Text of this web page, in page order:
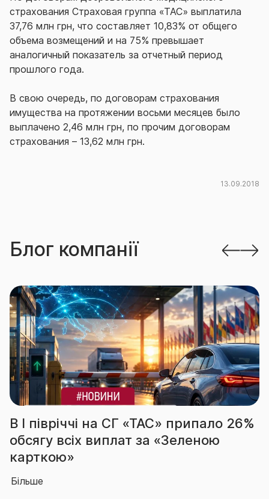
страхования Страховая группа «ТАС» выплатила
37,76 млн грн, что составляет 10,83% от общего
объема возмещений и на 75% превышает
аналогичный показатель за отчетный период
прошлого года.
В свою очередь, по договорам страхования
имущества на протяжении восьми месяцев было
выплачено 2,46 млн грн, по прочим договорам
страхования – 13,62 млн грн.
13.09.2018
Блог компанії
26%
За підсумками І півріччя СГ
вчергове підтвердила звання
абсолютного лідера ринку